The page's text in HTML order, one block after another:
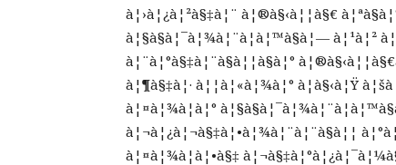
à¦›à¦¿à¦²à§‡à¦¨ à¦®à§‹à¦¦à§€
à¦§à§à¦¯à¦¾à¦¨à¦­à¦™à§à¦— à¦¹à¦²
à¦¨à¦°à§‡à¦¨à§à¦¦à§à¦°
à¦¶à§‡à¦· à¦¦à¦«à¦¾à¦° à¦­à§‹à¦Ÿ
à¦¤à¦¾à¦à¦°
à¦¬à¦¿à¦¬à§‡à¦•à¦¾à¦¨à¦¨à§à¦¦
à¦¤à¦¾à¦à¦•à§‡